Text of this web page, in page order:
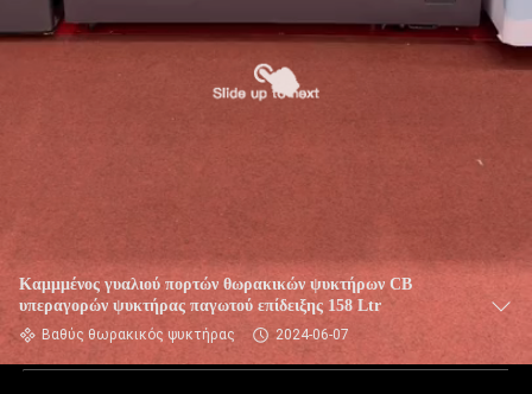
Καμμμένος γυαλιού πορτών θωρακικών ψυκτήρων CB
υπεραγορών ψυκτήρας παγωτού επίδειξης 158 Ltr
Βαθύς θωρακικός ψυκτήρας 2024-06-07